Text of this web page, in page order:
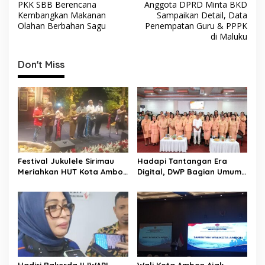
a
v
g
a
s
i
p
o
s
PKK SBB Berencana
Kembangkan Makanan
Olahan Berbahan Sagu
Anggota DPRD Minta BKD
Sampaikan Detail, Data
Penempatan Guru & PPPK
di Maluku
Don't Miss
Festival Jukulele Sirimau
Meriahkan HUT Kota Ambon
Identitas Ambon City of
Music
Hadapi Tantangan Era
Digital, DWP Bagian Umum
Edukasi Parenting Perkuat
Pola Asuh Holistik